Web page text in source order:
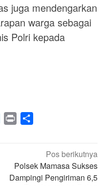
juga mendengarkan
warga sebagai
Polri kepada
Telegram
Print
Pos berikutnya
Polsek Mamasa Sukses
Dampingi Pengiriman 6,5